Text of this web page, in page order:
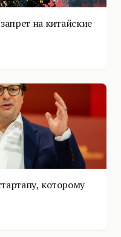
на китайские
которому